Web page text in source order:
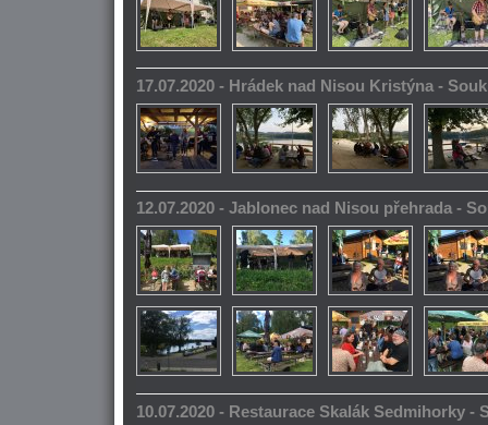
17.07.2020 - Hrádek nad Nisou Kristýna -
12.07.2020 - Jablonec nad Nisou přehrada -
10.07.2020 - Restaurace Skalák Sedmihorky -